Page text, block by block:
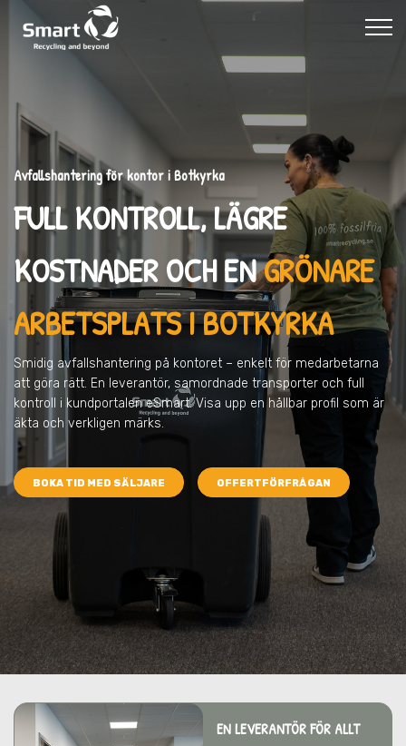
Avfallshantering för kontor i Botkyrka
FULL KONTROLL, LÄGRE
KOSTNADER OCH ENGRÖNARE
ARBETSPLATS I BOTKYRKA
Smidig avfallshantering på kontoret – enkelt för medarbetarna
att göra rätt. En leverantör, samordnade transporter och full
kontroll i kundportalen eSmart. Visa upp en hållbar profil som är
äkta och verkligen märks.
BOKA TID MED SÄLJARE OFFERTFÖRFRÅGAN
EN LEVERANTÖR FÖR ALLT